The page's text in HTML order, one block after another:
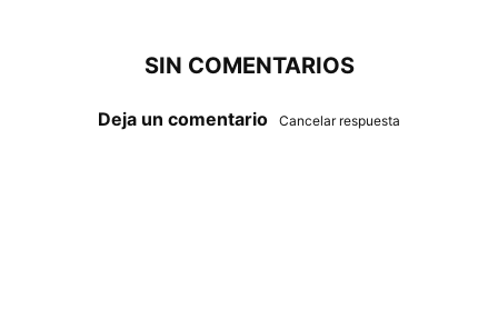
SIN COMENTARIOS
Deja un comentario Cancelar respuesta